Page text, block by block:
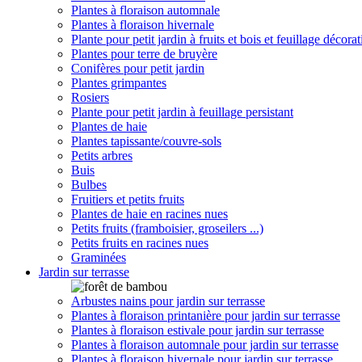
Plantes à floraison automnale
Plantes à floraison hivernale
Plante pour petit jardin à fruits et bois et feuillage
Plantes pour terre de bruyère
Conifères pour petit jardin
Plantes grimpantes
Rosiers
Plante pour petit jardin à feuillage persistant
Plantes de haie
Plantes tapissante/couvre-sols
Petits arbres
Buis
Bulbes
Fruitiers et petits fruits
Plantes de haie en racines nues
Petits fruits (framboisier, groseilers ...)
Petits fruits en racines nues
Graminées
Jardin sur terrasse
Arbustes nains pour jardin sur terrasse
Plantes à floraison printanière pour jardin sur terrasse
Plantes à floraison estivale pour jardin sur terrasse
Plantes à floraison automnale pour jardin sur terrasse
Plantes à floraison hivernale pour jardin sur terrasse